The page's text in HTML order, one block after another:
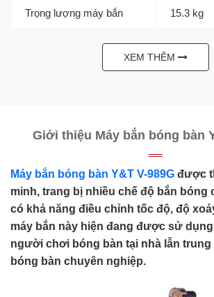
Trọng lượng máy bắn 15.3 kg
XEM THÊM
Giới thiệu Máy bắn bóng bàn
Máy bắn bóng bàn Y&T V-989G được
minh, trang bị nhiều chế độ bắn bóng
có khả năng điều chỉnh tốc độ, độ
máy bắn này hiện đang được sử
người chơi bóng bàn tại nhà lẫn trung
bóng bàn chuyên nghiệp.